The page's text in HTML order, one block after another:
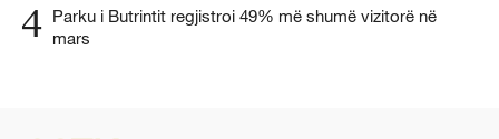
4 Parku i Butrintit regjistroi 49% më shumë vizitorë në
mars